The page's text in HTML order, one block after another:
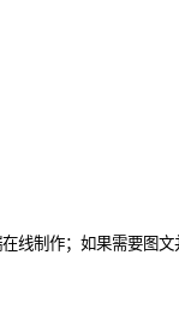
线制作；如果需要图